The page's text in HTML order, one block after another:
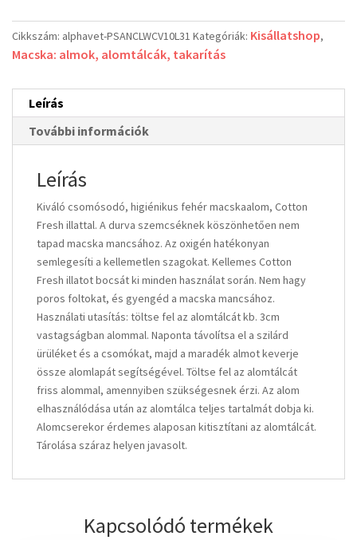
Cikkszám: alphavet-PSANCLWCV10L31 Kategóriák: Kisállatshop,
Macska: almok, alomtálcák, takarítás
Leírás
További információk
Leírás
Kiváló csomósodó, higiénikus fehér macskaalom, Cotton
Fresh illattal. A durva szemcséknek köszönhetően nem
tapad macska mancsához. Az oxigén hatékonyan
semlegesíti a kellemetlen szagokat. Kellemes Cotton
Fresh illatot bocsát ki minden használat során. Nem hagy
poros foltokat, és gyengéd a macska mancsához.
Használati utasítás: töltse fel az alomtálcát kb. 3cm
vastagságban alommal. Naponta távolítsa el a szilárd
ürüléket és a csomókat, majd a maradék almot keverje
össze alomlapát segítségével. Töltse fel az alomtálcát
friss alommal, amennyiben szükségesnek érzi. Az alom
elhasználódása után az alomtálca teljes tartalmát dobja ki.
Alomcserekor érdemes alaposan kitisztítani az alomtálcát.
Tárolása száraz helyen javasolt.
Kapcsolódó termékek